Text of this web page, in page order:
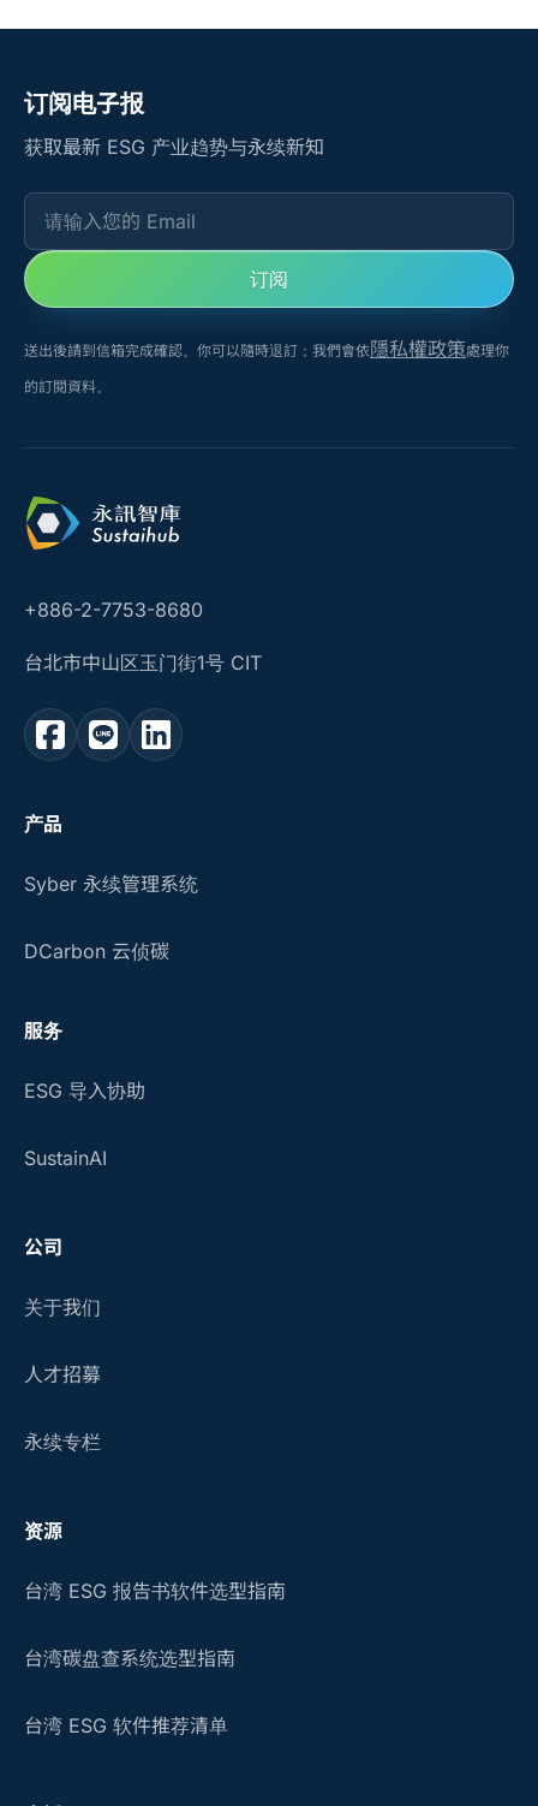
订阅电子报
获取最新 ESG 产业趋势与永续新知
请输入您的 Email
订阅
送出後請到信箱完成確認。你可以隨時退訂；我們會依隱私權政策處理你
的訂閱資料。
+886-2-7753-8680
台北市中山区玉门街1号 CIT
产品
Syber 永续管理系统
DCarbon 云侦碳
服务
ESG 导入协助
SustainAI
公司
关于我们
人才招募
永续专栏
资源
台湾 ESG 报告书软件选型指南
台湾碳盘查系统选型指南
台湾 ESG 软件推荐清单